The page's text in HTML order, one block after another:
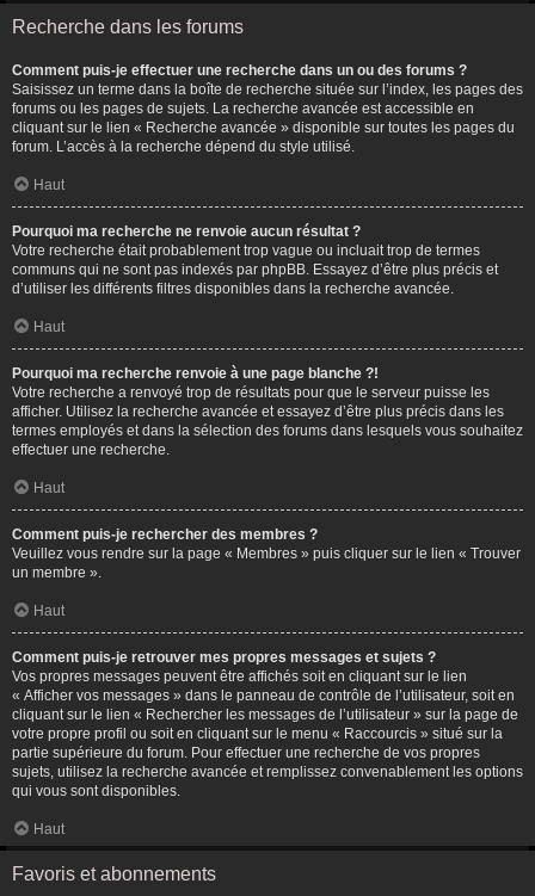
Recherche dans les forums
Comment puis-je effectuer une recherche dans un ou des forums ?
Saisissez un terme dans la boîte de recherche située sur l’index, les pages des
forums ou les pages de sujets. La recherche avancée est accessible en
cliquant sur le lien « Recherche avancée » disponible sur toutes les pages du
forum. L’accès à la recherche dépend du style utilisé.
Haut
Pourquoi ma recherche ne renvoie aucun résultat ?
Votre recherche était probablement trop vague ou incluait trop de termes
communs qui ne sont pas indexés par phpBB. Essayez d’être plus précis et
d’utiliser les différents filtres disponibles dans la recherche avancée.
Haut
Pourquoi ma recherche renvoie à une page blanche ?!
Votre recherche a renvoyé trop de résultats pour que le serveur puisse les
afficher. Utilisez la recherche avancée et essayez d’être plus précis dans les
termes employés et dans la sélection des forums dans lesquels vous souhaitez
effectuer une recherche.
Haut
Comment puis-je rechercher des membres ?
Veuillez vous rendre sur la page « Membres » puis cliquer sur le lien « Trouver
un membre ».
Haut
Comment puis-je retrouver mes propres messages et sujets ?
Vos propres messages peuvent être affichés soit en cliquant sur le lien
« Afficher vos messages » dans le panneau de contrôle de l’utilisateur, soit en
cliquant sur le lien « Rechercher les messages de l’utilisateur » sur la page de
votre propre profil ou soit en cliquant sur le menu « Raccourcis » situé sur la
partie supérieure du forum. Pour effectuer une recherche de vos propres
sujets, utilisez la recherche avancée et remplissez convenablement les options
qui vous sont disponibles.
Haut
Favoris et abonnements